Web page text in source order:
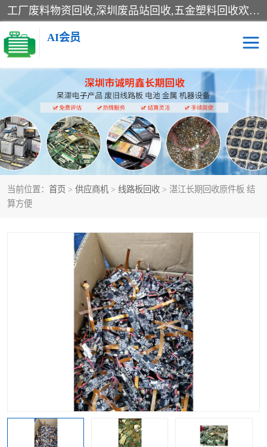
工厂废料物资回收,深圳废品站回收,五金塑料回收欢迎有金属、塑料、电子、电线、废旧设备、废铜、锡渣、线路板、镀银废料、废IC、电子零件、电子脚，等其他废旧物资的单位及个人联系洽谈。对提供息者我们可以提供优厚的业务提成（佣金）。
AI会员
当前位置： 首页 > 供应商机 > 线路板回收 > 湛江长期回收原件板 结
算方便
线路板回收 电子回收
电子产品回收 电池回收
金属回收 机器设备回收